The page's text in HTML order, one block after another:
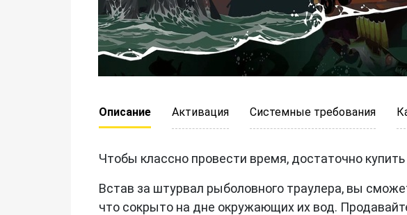
Описание Активация Системные требования
Чтобы классно провести время, достаточно купить
Встав за штурвал рыболовного траулера, вы
что сокрыто на дне окружающих их вод.